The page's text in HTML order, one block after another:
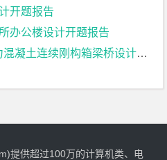
开题报告
办公楼设计开题报告
土连续刚构箱梁桥设计开题报告
提供超过100万的计算机类、电